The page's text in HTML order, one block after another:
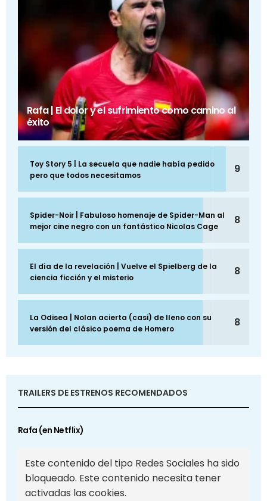
Rafa | El dolor y el sufrimiento como camino al
éxito
Toy Story 5 | La secuela que nadie había pedido
pero que todos necesitamos
9
Spider-Noir | Fabuloso homenaje de Spider-Man al
mejor cine negro con un fantástico Nicolas Cage
8
El día de la revelación | Vuelve el Spielberg de la
ciencia ficción y el misterio
8
La Odisea | Nolan acierta (casi) de lleno con su
versión del clásico poema de Homero
8
TRAILERS DE ESTRENOS RECOMENDADOS
Rafa (en Netflix)
Este contenido del tipo Redes Sociales ha sido
bloqueado. Este contenido necesita tener
activadas las cookies.